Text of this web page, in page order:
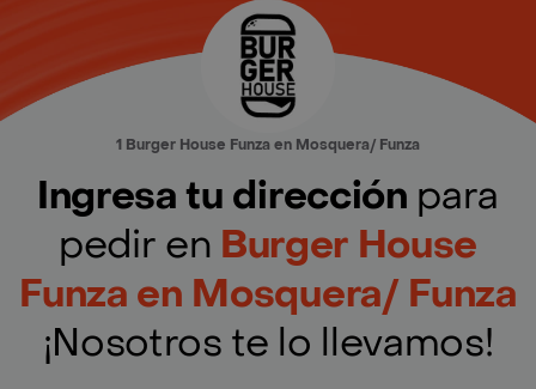
1 Burger House Funza en Mosquera/ Funza
Ingresa tu dirección para
pedir en Burger House
Funza en Mosquera/ Funza
¡Nosotros te lo llevamos!